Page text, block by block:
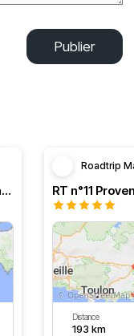
Publier
De Toulon à Cavalaire en passant par la côte
Roadtrip
Distance
193 km